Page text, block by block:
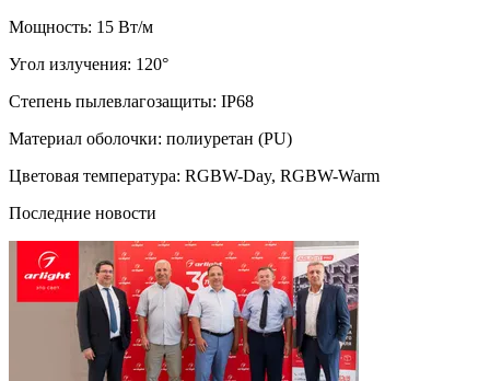
Мощность: 15 Вт/м
Угол излучения: 120°
Степень пылевлагозащиты: IP68
Материал оболочки: полиуретан (PU)
Цветовая температура: RGBW-Day, RGBW-Warm
Последние новости